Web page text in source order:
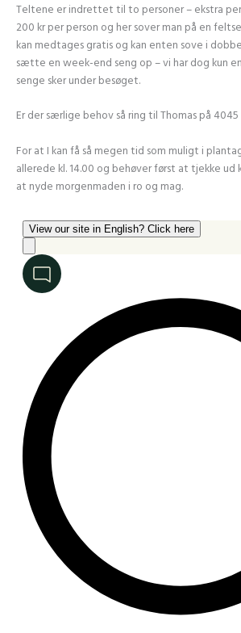
Teltene er indrettet til to personer – ekstra
200 kr per person og her sover man på en
kan medtages gratis og kan enten sove i
sætte en week-end seng op – vi har dog kun
senge sker under besøget.
Er der særlige behov så ring til Thomas på 4045
For at I kan få så megen tid som muligt i
allerede kl. 14.00 og behøver først at tjekke ud
at nyde morgenmaden i ro og mag.